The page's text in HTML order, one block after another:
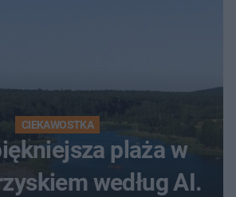
CIEKAWOSTKA
plaża w
według AI.